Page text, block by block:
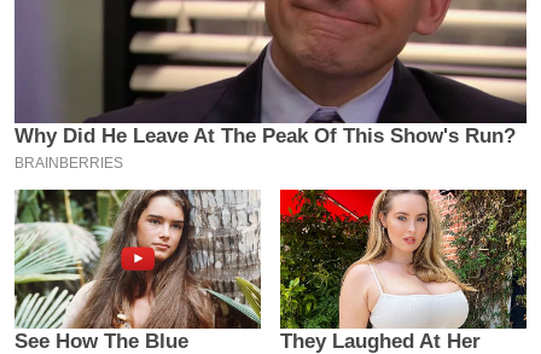
2
6
क्रा
इ
म
ई
-